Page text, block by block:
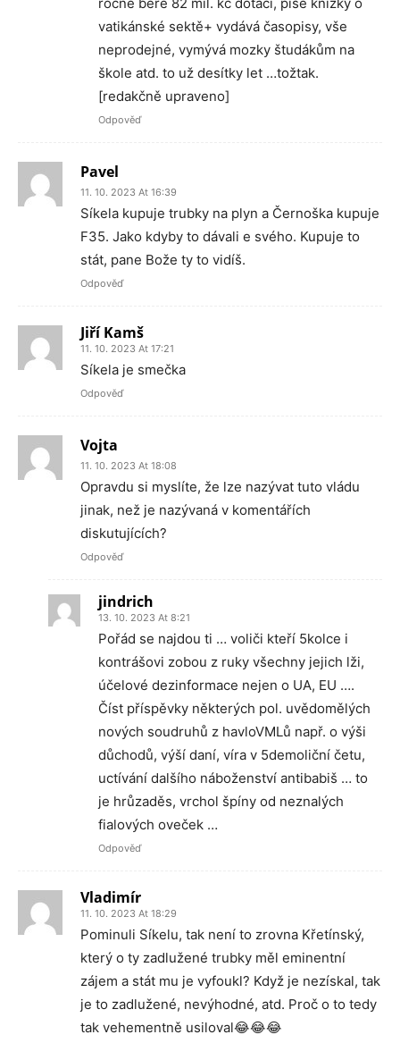
vatikánské sektě+ vydává časopisy, vše
neprodejné, vymývá mozky študákům na
škole atd. to už desítky let …tožtak.
[redakčně upraveno]
Odpověď
Pavel
11. 10. 2023 At 16:39
Síkela kupuje trubky na plyn a Černoška kupuje
F35. Jako kdyby to dávali e svého. Kupuje to
stát, pane Bože ty to vidíš.
Odpověď
Jiří Kamš
11. 10. 2023 At 17:21
Síkela je smečka
Odpověď
Vojta
11. 10. 2023 At 18:08
Opravdu si myslíte, že lze nazývat tuto vládu
jinak, než je nazývaná v komentářích
diskutujících?
Odpověď
jindrich
13. 10. 2023 At 8:21
Pořád se najdou ti … voliči kteří 5kolce i
kontrášovi zobou z ruky všechny jejich lži,
účelové dezinformace nejen o UA, EU ….
Číst příspěvky některých pol. uvědomělých
nových soudruhů z havloVMLů např. o výši
důchodů, výší daní, víra v 5demoliční četu,
uctívání dalšího náboženství antibabiš … to
je hrůzaděs, vrchol špíny od neznalých
fialových oveček …
Odpověď
Vladimír
11. 10. 2023 At 18:29
Pominuli Síkelu, tak není to zrovna Křetínský,
který o ty zadlužené trubky měl eminentní
zájem a stát mu je vyfoukl? Když je nezískal, tak
je to zadlužené, nevýhodné, atd. Proč o to tedy
tak vehementně usiloval😂😂😂